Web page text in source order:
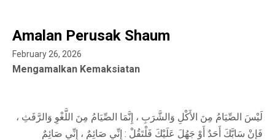
Amalan Perusak Shaum
February 26, 2026
Mengamalkan Kemaksiatan
لَيْسَ الصِّيَامُ مِنَ الأَكْلِ وَالشَّرَبِ ، إِنَّمَا الصِّيَامُ مِنَ اللَّغْوِ وَالرَّفَثِ ،
فَإِنْ سَابَّكَ أَحَدٌ أَوْ جَهُلَ عَلَيْكَ فَلْتَقُلْ : إِنِّي صَائِمٌ ، إِنِّي صَائِمٌ